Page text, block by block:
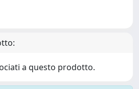
a questo prodotto.